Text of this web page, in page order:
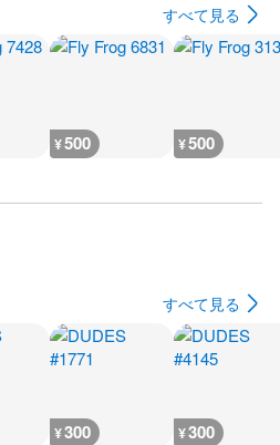
すべて見る
¥500 ¥500
すべて見る
¥300 ¥300